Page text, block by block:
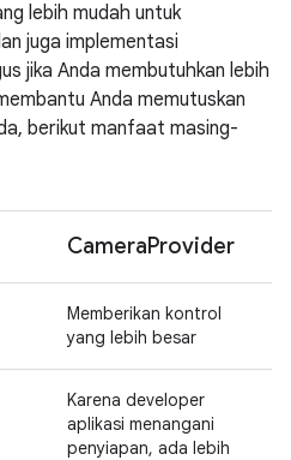
lebih mudah untuk
juga implementasi
jika Anda membutuhkan lebih
Anda memutuskan
berikut manfaat masing-
CameraProvider
Memberikan kontrol
yang lebih besar
Karena developer
aplikasi menangani
penyiapan, ada lebih